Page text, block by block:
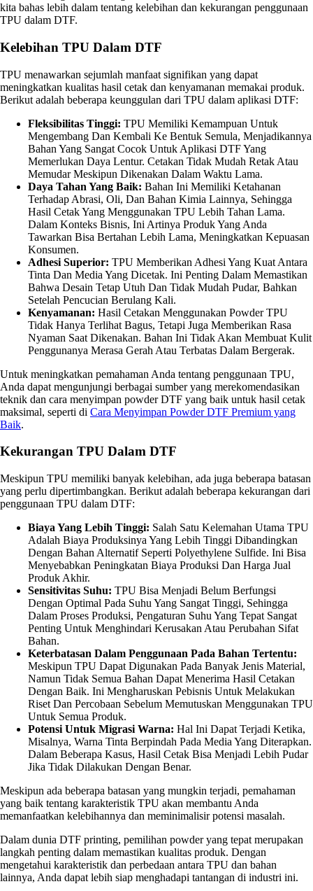
kita bahas lebih dalam tentang kelebihan dan kekurangan penggunaan
TPU dalam DTF.
Kelebihan TPU Dalam DTF
TPU menawarkan sejumlah manfaat signifikan yang dapat
meningkatkan kualitas hasil cetak dan kenyamanan memakai produk.
Berikut adalah beberapa keunggulan dari TPU dalam aplikasi DTF:
Fleksibilitas Tinggi: TPU Memiliki Kemampuan Untuk
Mengembang Dan Kembali Ke Bentuk Semula, Menjadikannya
Bahan Yang Sangat Cocok Untuk Aplikasi DTF Yang
Memerlukan Daya Lentur. Cetakan Tidak Mudah Retak Atau
Memudar Meskipun Dikenakan Dalam Waktu Lama.
Daya Tahan Yang Baik: Bahan Ini Memiliki Ketahanan
Terhadap Abrasi, Oli, Dan Bahan Kimia Lainnya, Sehingga
Hasil Cetak Yang Menggunakan TPU Lebih Tahan Lama.
Dalam Konteks Bisnis, Ini Artinya Produk Yang Anda
Tawarkan Bisa Bertahan Lebih Lama, Meningkatkan Kepuasan
Konsumen.
Adhesi Superior: TPU Memberikan Adhesi Yang Kuat Antara
Tinta Dan Media Yang Dicetak. Ini Penting Dalam Memastikan
Bahwa Desain Tetap Utuh Dan Tidak Mudah Pudar, Bahkan
Setelah Pencucian Berulang Kali.
Kenyamanan: Hasil Cetakan Menggunakan Powder TPU
Tidak Hanya Terlihat Bagus, Tetapi Juga Memberikan Rasa
Nyaman Saat Dikenakan. Bahan Ini Tidak Akan Membuat Kulit
Penggunanya Merasa Gerah Atau Terbatas Dalam Bergerak.
Untuk meningkatkan pemahaman Anda tentang penggunaan TPU,
Anda dapat mengunjungi berbagai sumber yang merekomendasikan
teknik dan cara menyimpan powder DTF yang baik untuk hasil cetak
maksimal, seperti di Cara Menyimpan Powder DTF Premium yang
Baik.
Kekurangan TPU Dalam DTF
Meskipun TPU memiliki banyak kelebihan, ada juga beberapa batasan
yang perlu dipertimbangkan. Berikut adalah beberapa kekurangan dari
penggunaan TPU dalam DTF:
Biaya Yang Lebih Tinggi: Salah Satu Kelemahan Utama TPU
Adalah Biaya Produksinya Yang Lebih Tinggi Dibandingkan
Dengan Bahan Alternatif Seperti Polyethylene Sulfide. Ini Bisa
Menyebabkan Peningkatan Biaya Produksi Dan Harga Jual
Produk Akhir.
Sensitivitas Suhu: TPU Bisa Menjadi Belum Berfungsi
Dengan Optimal Pada Suhu Yang Sangat Tinggi, Sehingga
Dalam Proses Produksi, Pengaturan Suhu Yang Tepat Sangat
Penting Untuk Menghindari Kerusakan Atau Perubahan Sifat
Bahan.
Keterbatasan Dalam Penggunaan Pada Bahan Tertentu:
Meskipun TPU Dapat Digunakan Pada Banyak Jenis Material,
Namun Tidak Semua Bahan Dapat Menerima Hasil Cetakan
Dengan Baik. Ini Mengharuskan Pebisnis Untuk Melakukan
Riset Dan Percobaan Sebelum Memutuskan Menggunakan TPU
Untuk Semua Produk.
Potensi Untuk Migrasi Warna: Hal Ini Dapat Terjadi Ketika,
Misalnya, Warna Tinta Berpindah Pada Media Yang Diterapkan.
Dalam Beberapa Kasus, Hasil Cetak Bisa Menjadi Lebih Pudar
Jika Tidak Dilakukan Dengan Benar.
Meskipun ada beberapa batasan yang mungkin terjadi, pemahaman
yang baik tentang karakteristik TPU akan membantu Anda
memanfaatkan kelebihannya dan meminimalisir potensi masalah.
Dalam dunia DTF printing, pemilihan powder yang tepat merupakan
langkah penting dalam memastikan kualitas produk. Dengan
mengetahui karakteristik dan perbedaan antara TPU dan bahan
lainnya, Anda dapat lebih siap menghadapi tantangan di industri ini.